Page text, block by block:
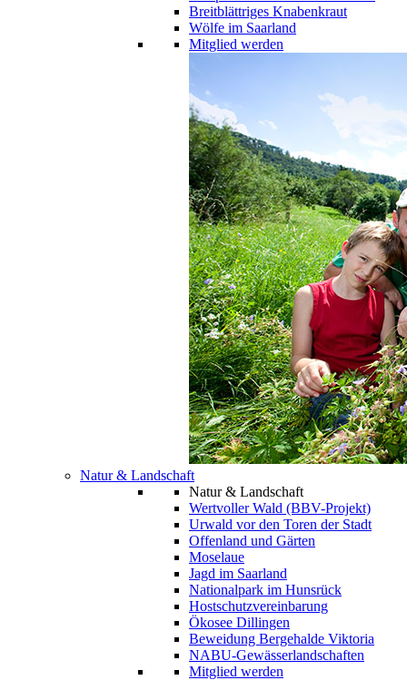
Breitblättriges Knabenkraut
Wölfe im Saarland
Mitglied werden
Natur & Landschaft
Natur & Landschaft
Wertvoller Wald (BBV-Projekt)
Urwald vor den Toren der Stadt
Offenland und Gärten
Moselaue
Jagd im Saarland
Nationalpark im Hunsrück
Hostschutzvereinbarung
Ökosee Dillingen
Beweidung Bergehalde Viktoria
NABU-Gewässerlandschaften
Mitglied werden